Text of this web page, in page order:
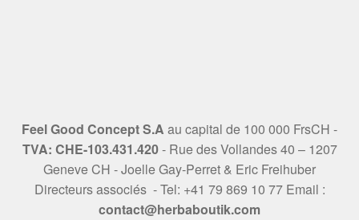
Feel Good Concept S.A au capital de 100 000 FrsCH -
TVA: CHE-103.431.420- Rue des Vollandes 40 – 1207
Geneve CH - Joelle Gay-Perret & Eric Freihuber
Directeurs associés - Tel: +41 79 869 10 77 Email :
contact@herbaboutik.com